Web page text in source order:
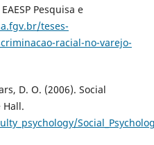
Pesquisa e
teses-
racial-no-varejo-
D. O. (2006). Social
Hall.